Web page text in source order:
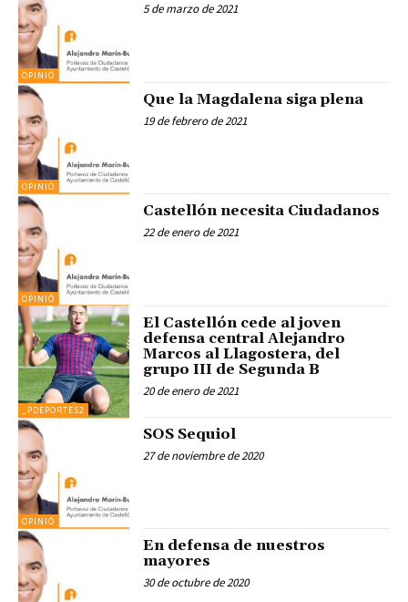
OPINIÓ
5 de marzo de 2021
OPINIÓ
Que la Magdalena siga plena
19 de febrero de 2021
OPINIÓ
Castellón necesita Ciudadanos
22 de enero de 2021
_PDEPORTES2
El Castellón cede al joven
defensa central Alejandro
Marcos al Llagostera, del
grupo III de Segunda B
20 de enero de 2021
OPINIÓ
SOS Sequiol
27 de noviembre de 2020
En defensa de nuestros
mayores
30 de octubre de 2020